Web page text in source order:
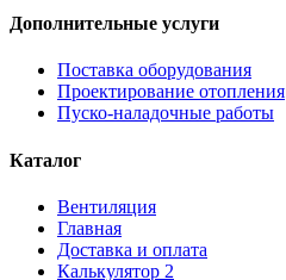
Дополнительные услуги
Поставка оборудования
Проектирование отопления
Пуско-наладочные работы
Каталог
Вентиляция
Главная
Доставка и оплата
Калькулятор 2